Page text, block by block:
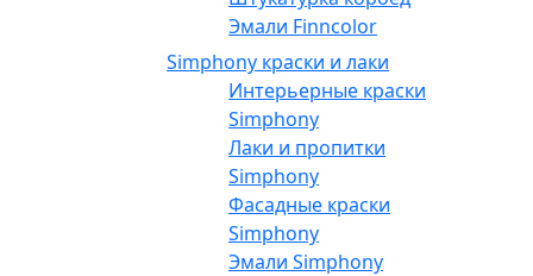
Эмали Finncolor
Simphony краски и лаки
Интерьерные краски
Simphony
Лаки и пропитки
Simphony
Фасадные краски
Simphony
Эмали Simphony